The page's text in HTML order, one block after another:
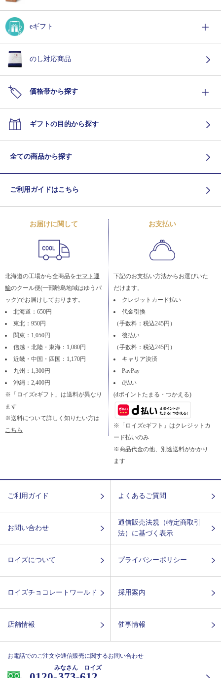
eギフト
のし対応商品
価格帯から探す
ギフトの目的から探す
全ての商品から探す
ご利用ガイドはこちら
お届けに関して
北海道の工場から全商品をヤマト運
輸のクール便(一部離島地域はゆうパ
ック)でお届けしております。
北海道：650円
東北：950円
関東：1,050円
信越・北陸・東海：1,080円
近畿・中国・四国：1,170円
九州：1,300円
沖縄：2,400円
※「ロイズeギフト」は送料が異なり
ます
※送料について詳しく知りたい方は
こちら
お支払い
下記のお支払い方法からお選びいた
だけます。
クレジットカード払い
代金引換
（手数料：税込245円）
後払い
（手数料：税込245円）
キャリア決済
PayPay
d払い
(dポイントたまる・つかえる)
※「ロイズeギフト」はクレジットカ
ード払いのみ
※商品代金の他、別途送料がかかり
ます
ご利用ガイド よくあるご質問
お問い合わせ
通信販売法規（特定商取引
法）に基づく表示
ロイズについて プライバシーポリシー
ロイズチョコレートワールド 採用案内
店舗情報 催事情報
お電話でのご注文や通信販売に関するお問い合わせ
みなさん ロイズ